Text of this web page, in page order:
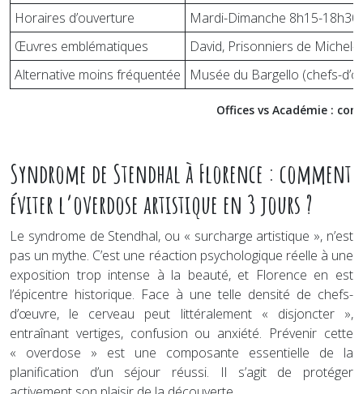
Offices vs Académie :
Horaires d’ouverture
Mardi-Dimanche 8h15-18h30
Œuvres emblématiques
David, Prisonniers de Michel-
Alternative moins fréquentée
Musée du Bargello (chefs-
Syndrome de Stendhal à Florence : comment
éviter l’overdose artistique en 3 jours ?
Le syndrome de Stendhal, ou « surcharge artistique », n’est
pas un mythe. C’est une réaction psychologique réelle à une
exposition trop intense à la beauté, et Florence en est
l’épicentre historique. Face à une telle densité de chefs-
d’œuvre, le cerveau peut littéralement « disjoncter »,
entraînant vertiges, confusion ou anxiété. Prévenir cette
« overdose » est une composante essentielle de la
planification d’un séjour réussi. Il s’agit de protéger